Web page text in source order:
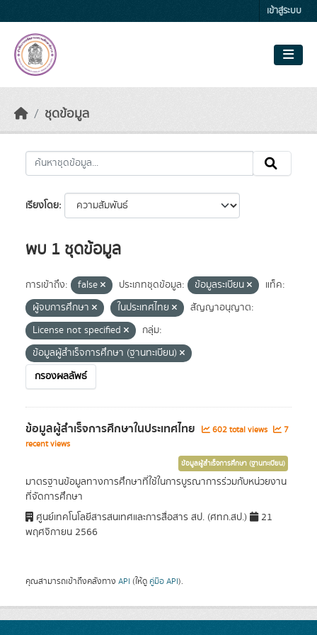
เข้าสู่ระบบ
ชุดข้อมูล
เรียงโดย
พบ 1 ชุดข้อมูล
การเข้าถึง: false ประเภทชุดข้อมูล: ข้อมูลระเบียน
แท็ค:
ผู้จบการศึกษา
ในประเทศไทย
สัญญาอนุญาต:
License not specified
กลุ่ม:
ข้อมูลผู้สำเร็จการศึกษา (ฐานทะเบียน)
กรองผลลัพธ์
ข้อมูลผู้สำเร็จการศึกษาในประเทศไทย 602 total views
7
recent views
ข้อมูลผู้สำเร็จการศึกษา (ฐานทะเบียน)
มาตรฐานข้อมูลทางการศึกษาที่ใช้ในการบูรณาการร่วมกับหน่วยงาน
ที่จัดการศึกษา
ศูนย์เทคโนโลยีสารสนเทศและการสื่อสาร สป. (ศทก.สป.)
21
พฤศจิกายน 2566
คุณสามารถเข้าถึงคลังทาง API (ให้ดู คู่มือ API).